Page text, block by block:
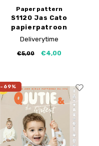
Paper pattern
S1120 Jas Cato
papierpatroon
Deliverytime
€5,00 €4,00
-69%